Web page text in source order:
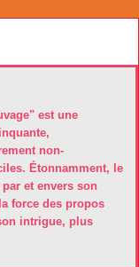
est une
non-
Étonnamment, le
et envers son
force des propos
intrigue, plus